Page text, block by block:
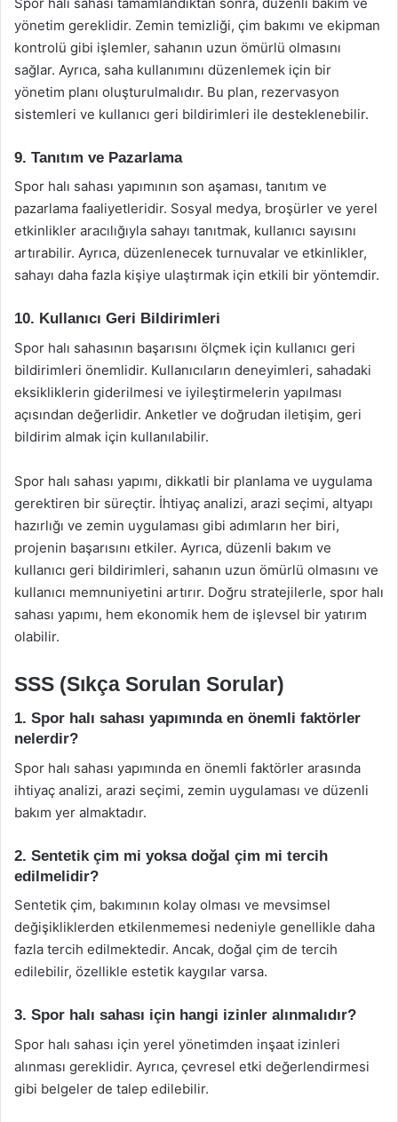
yönetim gereklidir. Zemin temizliği, çim bakımı ve ekipman
kontrolü gibi işlemler, sahanın uzun ömürlü olmasını
sağlar. Ayrıca, saha kullanımını düzenlemek için bir
yönetim planı oluşturulmalıdır. Bu plan, rezervasyon
sistemleri ve kullanıcı geri bildirimleri ile desteklenebilir.
9. Tanıtım ve Pazarlama
Spor halı sahası yapımının son aşaması, tanıtım ve
pazarlama faaliyetleridir. Sosyal medya, broşürler ve yerel
etkinlikler aracılığıyla sahayı tanıtmak, kullanıcı sayısını
artırabilir. Ayrıca, düzenlenecek turnuvalar ve etkinlikler,
sahayı daha fazla kişiye ulaştırmak için etkili bir yöntemdir.
10. Kullanıcı Geri Bildirimleri
Spor halı sahasının başarısını ölçmek için kullanıcı geri
bildirimleri önemlidir. Kullanıcıların deneyimleri, sahadaki
eksikliklerin giderilmesi ve iyileştirmelerin yapılması
açısından değerlidir. Anketler ve doğrudan iletişim, geri
bildirim almak için kullanılabilir.
Spor halı sahası yapımı, dikkatli bir planlama ve uygulama
gerektiren bir süreçtir. İhtiyaç analizi, arazi seçimi, altyapı
hazırlığı ve zemin uygulaması gibi adımların her biri,
projenin başarısını etkiler. Ayrıca, düzenli bakım ve
kullanıcı geri bildirimleri, sahanın uzun ömürlü olmasını ve
kullanıcı memnuniyetini artırır. Doğru stratejilerle, spor halı
sahası yapımı, hem ekonomik hem de işlevsel bir yatırım
olabilir.
SSS (Sıkça Sorulan Sorular)
1. Spor halı sahası yapımında en önemli faktörler
nelerdir?
Spor halı sahası yapımında en önemli faktörler arasında
ihtiyaç analizi, arazi seçimi, zemin uygulaması ve düzenli
bakım yer almaktadır.
2. Sentetik çim mi yoksa doğal çim mi tercih
edilmelidir?
Sentetik çim, bakımının kolay olması ve mevsimsel
değişikliklerden etkilenmemesi nedeniyle genellikle daha
fazla tercih edilmektedir. Ancak, doğal çim de tercih
edilebilir, özellikle estetik kaygılar varsa.
3. Spor halı sahası için hangi izinler alınmalıdır?
Spor halı sahası için yerel yönetimden inşaat izinleri
alınması gereklidir. Ayrıca, çevresel etki değerlendirmesi
gibi belgeler de talep edilebilir.